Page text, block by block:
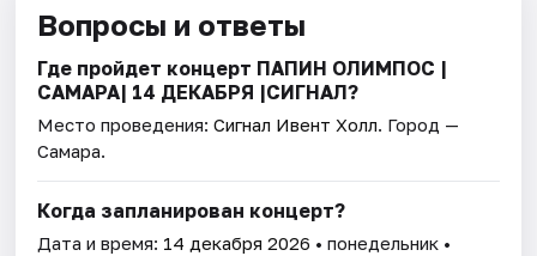
Вопросы и ответы
Где пройдет концерт ПАПИН ОЛИМПОС |
САМАРА| 14 ДЕКАБРЯ |СИГНАЛ?
Место проведения:Сигнал Ивент Холл. Город —
Самара.
Когда запланирован концерт?
Дата и время: 14 декабря 2026 • понедельник •